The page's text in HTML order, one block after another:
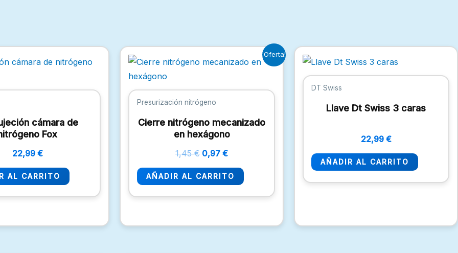
cámara de
Fox
22,99 €
AL CARRITO
¡Oferta!
Presurización nitrógeno
Cierre nitrógeno mecanizado
en hexágono
1,45€
precio
1,45 €.
0,97 €
precio
0,97 €.
AÑADIR AL CARRITO
DT Swiss
Llave Dt Swiss 3 caras
22,99 €
AÑADIR AL CARRITO